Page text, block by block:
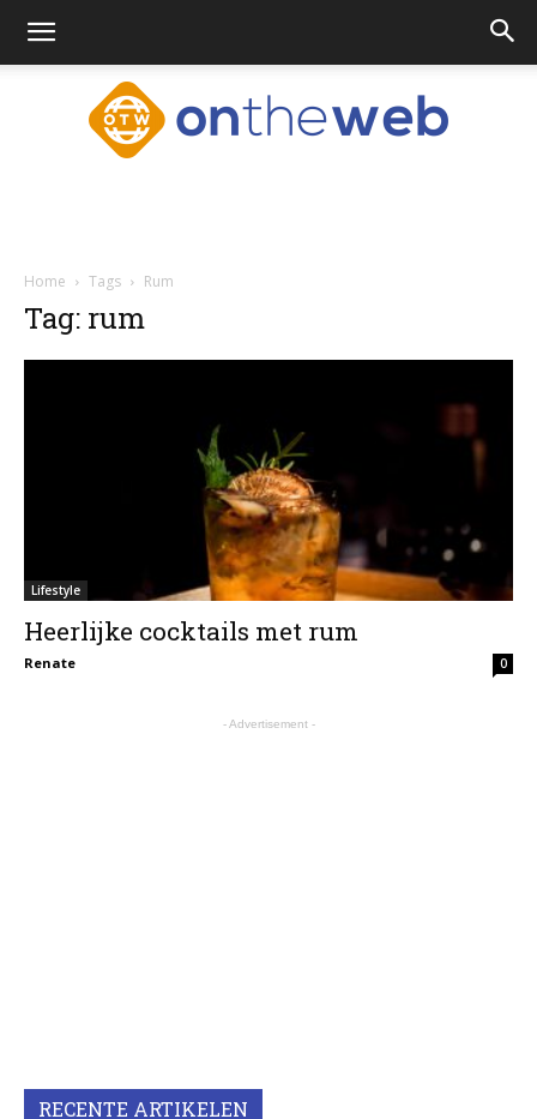
Home Tags Rum
Tag: rum
Lifestyle
Heerlijke cocktails met rum
Renate 0
- Advertisement -
RECENTE ARTIKELEN